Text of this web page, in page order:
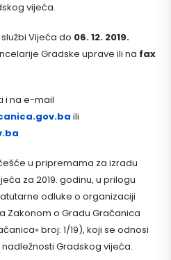
vijeća.
Vijeća do 06. 12. 2019.
Gradske uprave ili na fax
i na e-mail
ili
u pripremama za izradu
za 2019. godinu, u prilogu
odluke o organizaciji
Zakonom o Gradu Gračanica
broj: 1/19), koji se odnosi
Gradskog vijeća.